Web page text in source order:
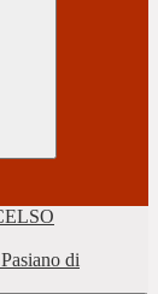
Pasiano di